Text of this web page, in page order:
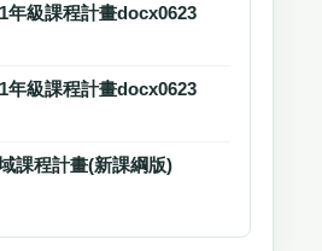
年級課程計畫docx0623
年級課程計畫docx0623
課程計畫(新課綱版)